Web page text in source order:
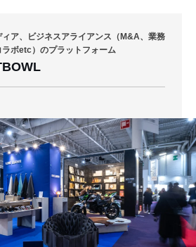
ィア、ビジネスアライアンス（M&A、業務
ラボetc）のプラットフォーム